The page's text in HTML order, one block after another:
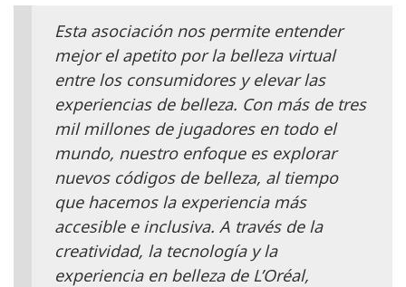
Esta asociación nos permite entender
mejor el apetito por la belleza virtual
entre los consumidores y elevar las
experiencias de belleza. Con más de tres
mil millones de jugadores en todo el
mundo, nuestro enfoque es explorar
nuevos códigos de belleza, al tiempo
que hacemos la experiencia más
accesible e inclusiva. A través de la
creatividad, la tecnología y la
experiencia en belleza de L’Oréal,